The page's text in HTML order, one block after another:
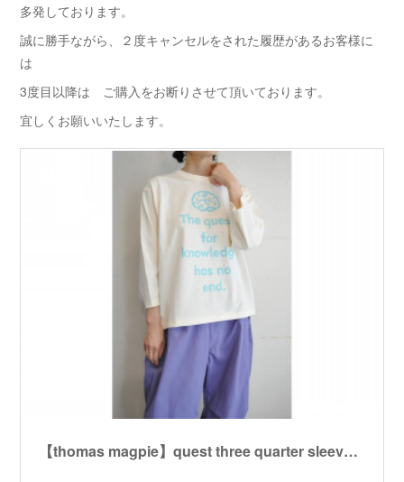
多発しております。
誠に勝手ながら、２度キャンセルをされた履歴があるお客様に
は
3度目以降は ご購入をお断りさせて頂いております。
宜しくお願いいたします。
【thomas magpie】quest three quarter sleeve Tshirt /【トーマスマグパイ】クエスト七分袖 Tシャツ